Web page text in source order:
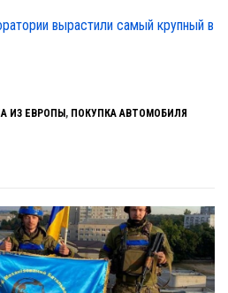
вырастили самый крупный в
ИЗ ЕВРОПЫ , ПОКУПКА АВТОМОБИЛЯ